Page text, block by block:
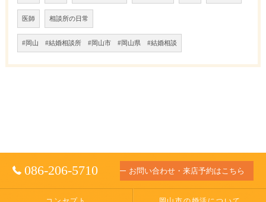
医師 相談所の日常
#岡山 #結婚相談所 #岡山市 #岡山県 #結婚相談
086-206-5710 お問い合わせ・来店予約はこちら